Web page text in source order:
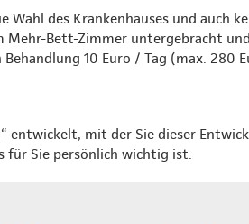
Wahl des Krankenhauses und auch
Mehr-Bett-Zimmer untergebracht
10 Euro / Tag (max. 280
entwickelt, mit der Sie dieser
für Sie persönlich wichtig ist.